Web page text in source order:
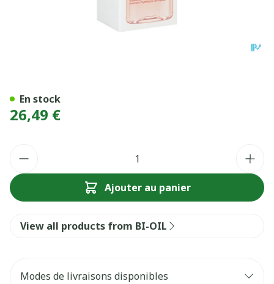
26,49 €
Ajouter au panier
En stock
View all products from BI-OIL
Modes de livraisons disponibles